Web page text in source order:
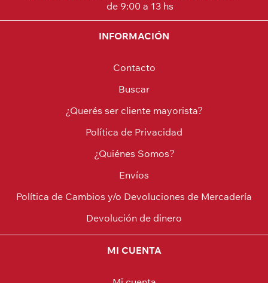
de 9:00 a 13 hs
INFORMACIÓN
Contacto
Buscar
¿Querés ser cliente mayorista?
Política de Privacidad
¿Quiénes Somos?
Envíos
Política de Cambios y/o Devoluciones de Mercadería
Devolución de dinero
MI CUENTA